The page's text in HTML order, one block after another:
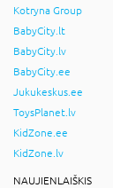
Kotryna Group
BabyCity.lt
BabyCity.lv
BabyCity.ee
Jukukeskus.ee
ToysPlanet.lv
KidZone.ee
KidZone.lv
NAUJIENLAIŠKIS